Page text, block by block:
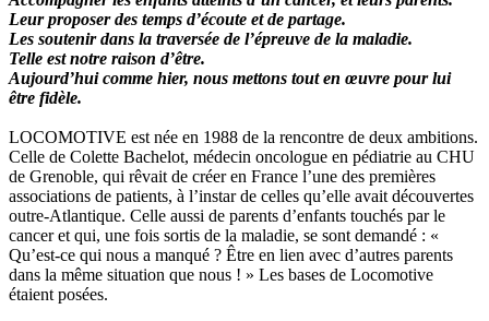
Leur proposer des temps d’écoute et de partage.
Les soutenir dans la traversée de l’épreuve de la maladie.
Telle est notre raison d’être.
Aujourd’hui comme hier, nous mettons tout en œuvre pour lui
être fidèle.
LOCOMOTIVE est née en 1988 de la rencontre de deux ambitions.
Celle de Colette Bachelot, médecin oncologue en pédiatrie au CHU
de Grenoble, qui rêvait de créer en France l’une des premières
associations de patients, à l’instar de celles qu’elle avait découvertes
outre-Atlantique. Celle aussi de parents d’enfants touchés par le
cancer et qui, une fois sortis de la maladie, se sont demandé : «
Qu’est-ce qui nous a manqué ? Être en lien avec d’autres parents
dans la même situation que nous ! » Les bases de Locomotive
étaient posées.